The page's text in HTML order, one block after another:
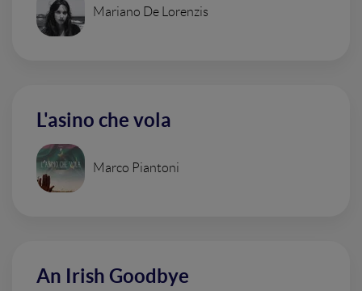
Mariano De Lorenzis
L'asino che vola
Marco Piantoni
An Irish Goodbye